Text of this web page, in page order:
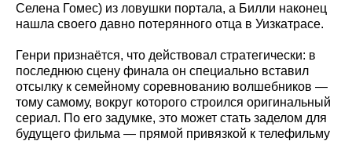
Селена Гомес) из ловушки портала, а Билли наконец
нашла своего давно потерянного отца в Уизкатрасе.
Генри признаётся, что действовал стратегически: в
последнюю сцену финала он специально вставил
отсылку к семейному соревнованию волшебников —
тому самому, вокруг которого строился оригинальный
сериал. По его задумке, это может стать заделом для
будущего фильма — прямой привязкой к телефильму